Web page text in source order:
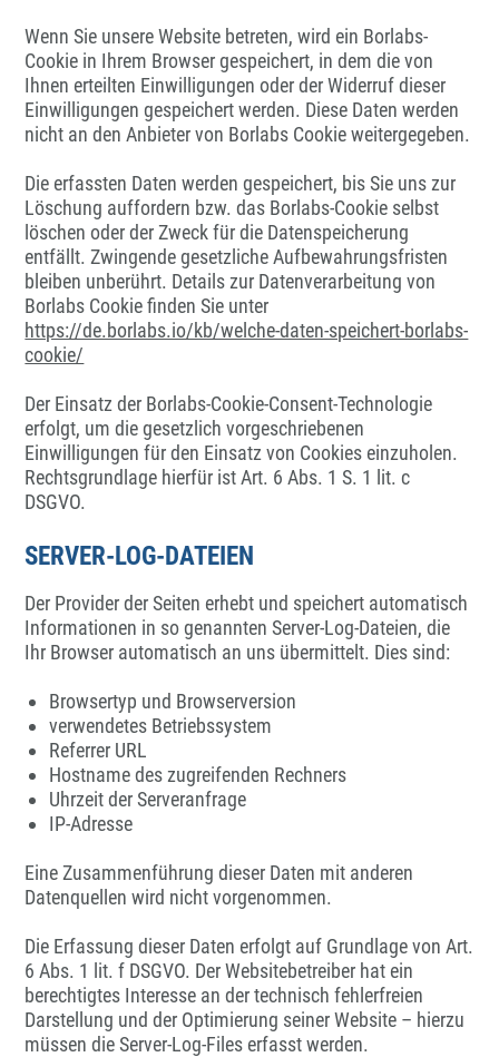
Wenn Sie unsere Website betreten, wird ein Borlabs-
Cookie in Ihrem Browser gespeichert, in dem die von
Ihnen erteilten Einwilligungen oder der Widerruf dieser
Einwilligungen gespeichert werden. Diese Daten werden
nicht an den Anbieter von Borlabs Cookie weitergegeben.
Die erfassten Daten werden gespeichert, bis Sie uns zur
Löschung auffordern bzw. das Borlabs-Cookie selbst
löschen oder der Zweck für die Datenspeicherung
entfällt. Zwingende gesetzliche Aufbewahrungsfristen
bleiben unberührt. Details zur Datenverarbeitung von
Borlabs Cookie finden Sie unter
https://de.borlabs.io/kb/welche-daten-speichert-borlabs-
cookie/
Der Einsatz der Borlabs-Cookie-Consent-Technologie
erfolgt, um die gesetzlich vorgeschriebenen
Einwilligungen für den Einsatz von Cookies einzuholen.
Rechtsgrundlage hierfür ist Art. 6 Abs. 1 S. 1 lit. c
DSGVO.
SERVER-LOG-DATEIEN
Der Provider der Seiten erhebt und speichert automatisch
Informationen in so genannten Server-Log-Dateien, die
Ihr Browser automatisch an uns übermittelt. Dies sind:
Browsertyp und Browserversion
verwendetes Betriebssystem
Referrer URL
Hostname des zugreifenden Rechners
Uhrzeit der Serveranfrage
IP-Adresse
Eine Zusammenführung dieser Daten mit anderen
Datenquellen wird nicht vorgenommen.
Die Erfassung dieser Daten erfolgt auf Grundlage von Art.
6 Abs. 1 lit. f DSGVO. Der Websitebetreiber hat ein
berechtigtes Interesse an der technisch fehlerfreien
Darstellung und der Optimierung seiner Website – hierzu
müssen die Server-Log-Files erfasst werden.